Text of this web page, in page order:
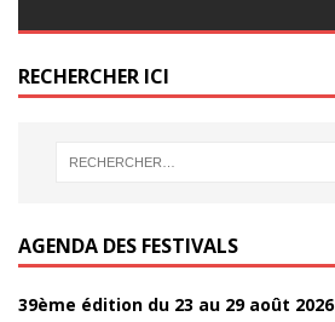
e
b
o
o
itt
er
ta
er
RECHERCHER ICI
AGENDA DES FESTIVALS
39ème édition du 23 au 29 août 2026